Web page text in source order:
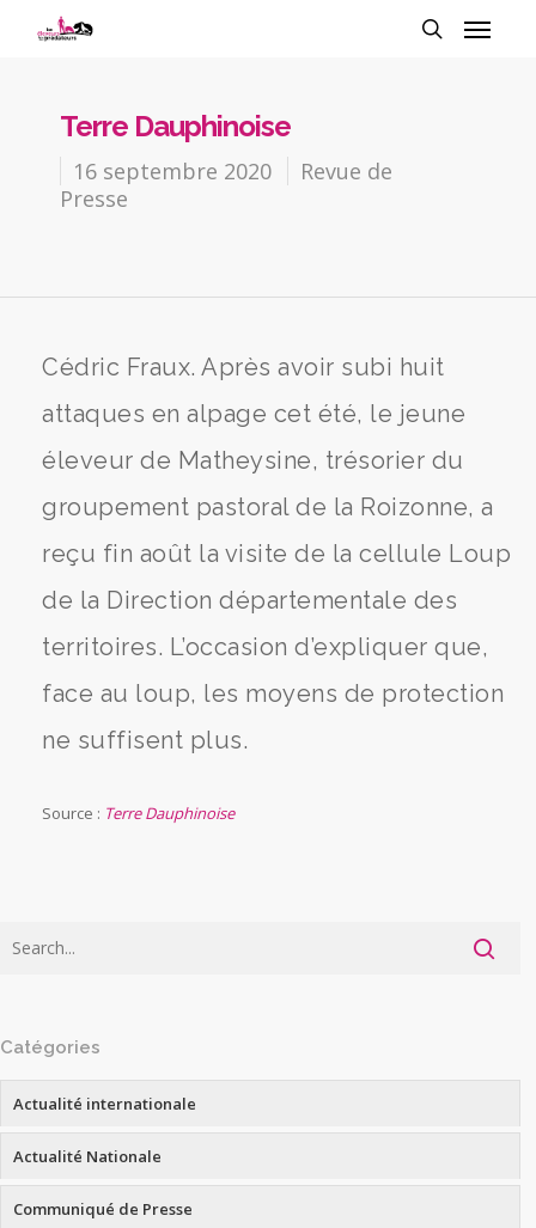
Terre Dauphinoise
16 septembre 2020
Revue de
Presse
Cédric Fraux. Après avoir subi huit
attaques en alpage cet été, le jeune
éleveur de Matheysine, trésorier du
groupement pastoral de la Roizonne, a
reçu fin août la visite de la cellule Loup
de la Direction départementale des
territoires. L’occasion d’expliquer que,
face au loup, les moyens de protection
ne suffisent plus.
Source : Terre Dauphinoise
Catégories
Actualité internationale
Actualité Nationale
Communiqué de Presse